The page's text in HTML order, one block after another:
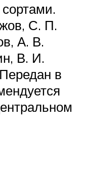
С. П.
А. В.
В. И.
в